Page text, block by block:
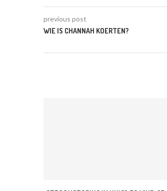
previous post
WIE IS CHANNAH KOERTEN?